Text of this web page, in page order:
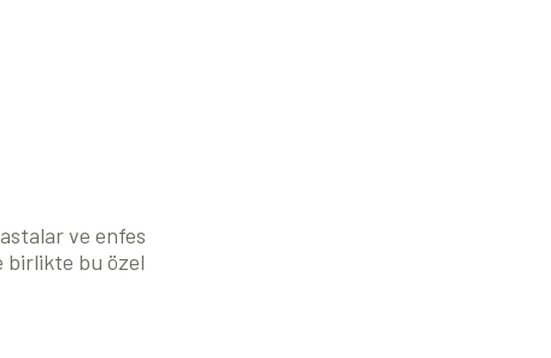
ve enfes
birlikte bu özel